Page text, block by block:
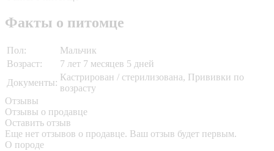
Факты о питомце
Пол:
Мальчик
Возраст:
7 лет 7 месяцев 5 дней
Документы:
Кастрирован / стерилизована, Прививки по
возрасту
Отзывы
Отзывы о продавце
Оставить отзыв
Еще нет отзывов о продавце. Ваш отзыв будет первым.
О породе